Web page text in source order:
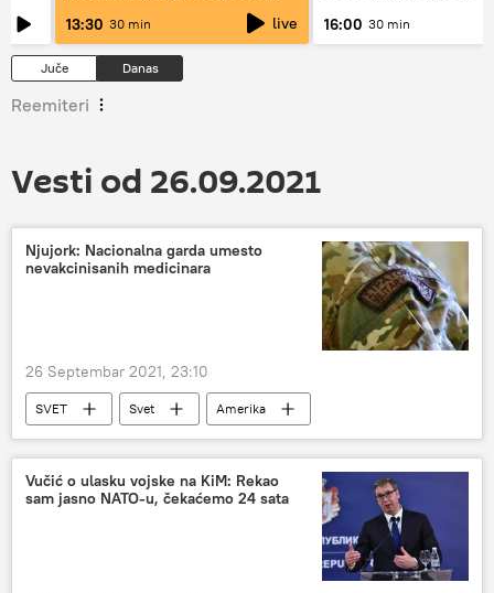
13:30 30 min live
16:00 30 min
Juče Danas
Reemiteri
Vesti od 26.09.2021
Njujork: Nacionalna garda umesto
nevakcinisanih medicinara
26 Septembar 2021, 23:10
SVET Svet
Amerika
virus korona
Društvo
Vučić o ulasku vojske na KiM: Rekao
sam jasno NATO-u, čekaćemo 24 sata